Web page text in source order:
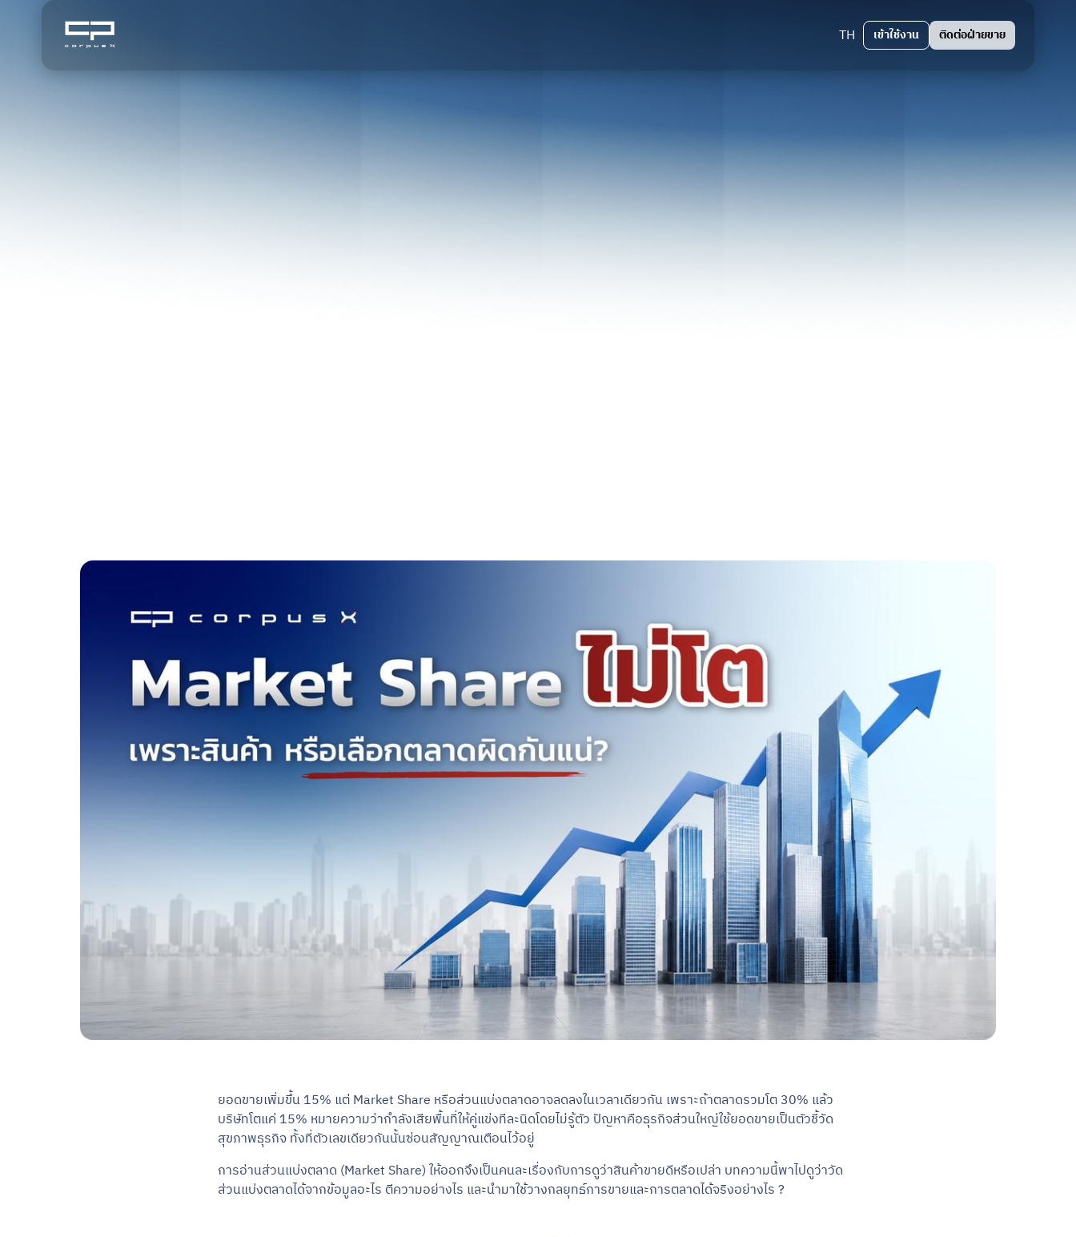
TH เข้าใช้งาน ติดต่อฝ่ายขาย
ยอดขายเพิ่มขึ้น 15% แต่ Market Share หรือส่วนแบ่งตลาดอาจลดลงในเวลาเดียวกัน เพราะถ้าตลาดรวมโต 30% แล้ว
บริษัทโตแค่ 15% หมายความว่ากำลังเสียพื้นที่ให้คู่แข่งทีละนิดโดยไม่รู้ตัว ปัญหาคือธุรกิจส่วนใหญ่ใช้ยอดขายเป็นตัวชี้วัด
สุขภาพธุรกิจ ทั้งที่ตัวเลขเดียวกันนั้นซ่อนสัญญาณเตือนไว้อยู่
การอ่านส่วนแบ่งตลาด (Market Share) ให้ออกจึงเป็นคนละเรื่องกับการดูว่าสินค้าขายดีหรือเปล่า บทความนี้พาไปดูว่าวัด
ส่วนแบ่งตลาดได้จากข้อมูลอะไร ตีความอย่างไร และนำมาใช้วางกลยุทธ์การขายและการตลาดได้จริงอย่างไร ?